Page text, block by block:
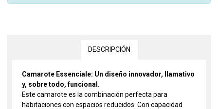
DESCRIPCIÓN
Camarote Essenciale: Un diseño innovador, llamativo
y, sobre todo, funcional.
Este camarote es la combinación perfecta para
habitaciones con espacios reducidos. Con capacidad